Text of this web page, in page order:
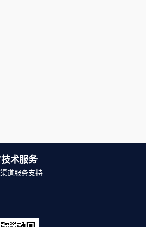
术服务
道服务支持